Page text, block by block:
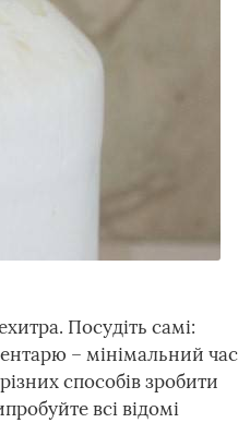
Посудіть самі:
– мінімальний час
способів зробити
всі відомі